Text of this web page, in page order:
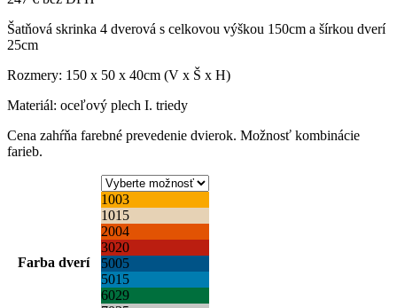
Šatňová skrinka 4 dverová s celkovou výškou 150cm a šírkou dverí
25cm
Rozmery: 150 x 50 x 40cm (V x Š x H)
Materiál: oceľový plech I. triedy
Cena zahŕňa farebné prevedenie dvierok. Možnosť kombinácie
farieb.
Farba dverí
1003
1015
2004
3020
5005
5015
6029